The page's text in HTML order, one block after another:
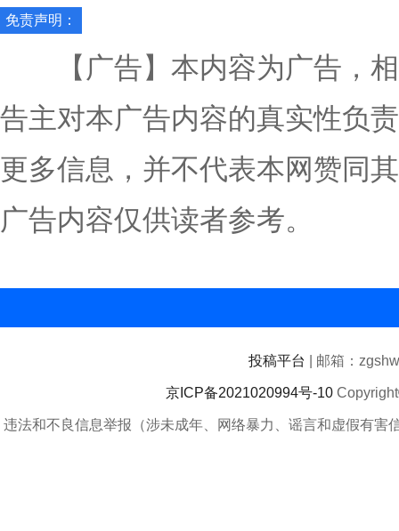
免责声明：
【广告】本内容为广告，相
告主对本广告内容的真实性负
更多信息，并不代表本网赞同
广告内容仅供读者参考。
投稿平台 | 邮箱：
京ICP备2021020994号-10
违法和不良信息举报（涉未成年、网络暴力、谣言和虚假有